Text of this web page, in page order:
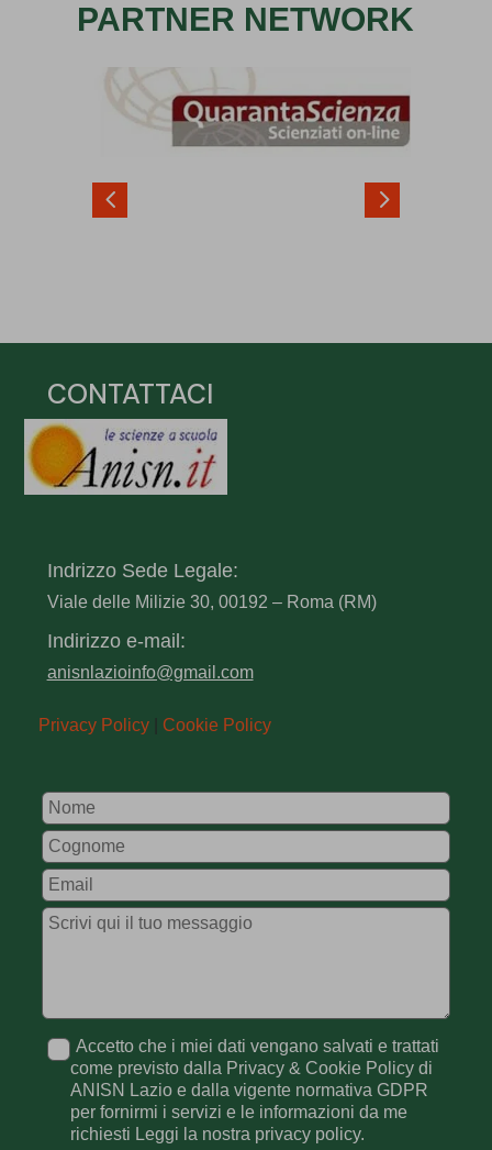
PARTNER NETWORK
4 5
CONTATTACI
Indrizzo Sede Legale:
Viale delle Milizie 30, 00192 – Roma (RM)
Indirizzo e-mail:
anisnlazioinfo@gmail.com
Privacy Policy| Cookie Policy
Leave
this
field
blank
Accetto che i miei dati vengano salvati e trattati
come previsto dalla Privacy & Cookie Policy di
ANISN Lazio e dalla vigente normativa GDPR
per fornirmi i servizi e le informazioni da me
richiesti Leggi la nostra privacy policy.